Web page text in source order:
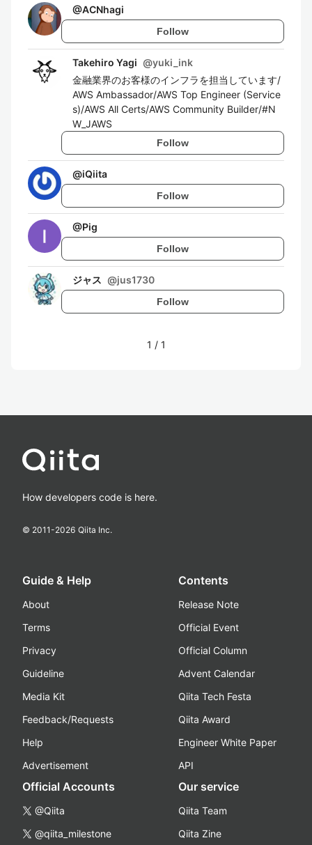
@ACNhagi
Follow
Takehiro Yagi @yuki_ink
金融業界のお客様のインフラを担当しています/
AWS Ambassador/AWS Top Engineer (Service
s)/AWS All Certs/AWS Community Builder/#N
W_JAWS
Follow
@iQiita
Follow
@Pig
Follow
ジャス @jus1730
Follow
1 / 1
How developers code is here.
© 2011-2026 Qiita Inc.
Guide & Help
About
Terms
Privacy
Guideline
Media Kit
Feedback/Requests
Help
Advertisement
Contents
Release Note
Official Event
Official Column
Advent Calendar
Qiita Tech Festa
Qiita Award
Engineer White Paper
API
Official Accounts
@Qiita
@qiita_milestone
Our service
Qiita Team
Qiita Zine